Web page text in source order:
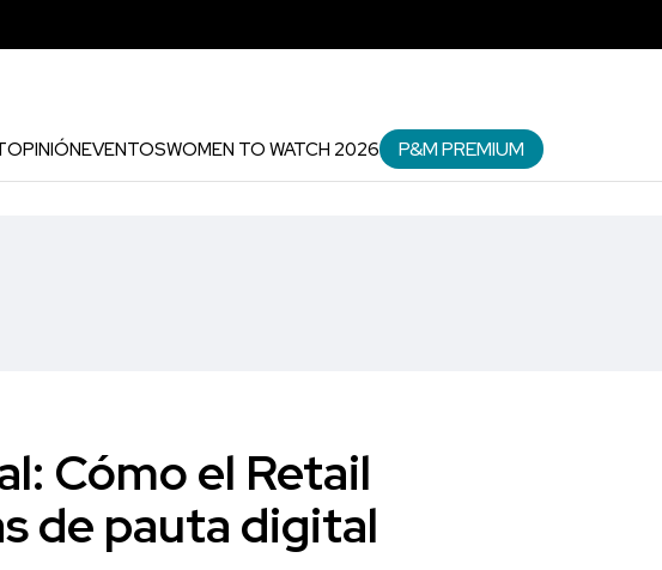
OPINIÓNEVENTOSWOMEN TO WATCH 2026 P&M PREMIUM
Cómo el Retail
de pauta digital